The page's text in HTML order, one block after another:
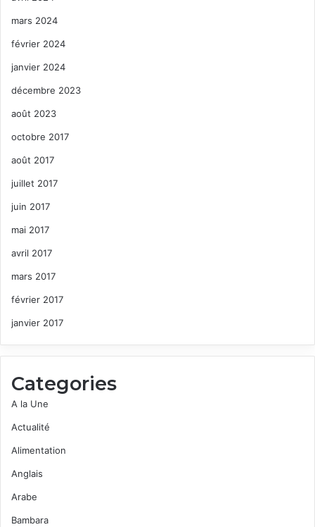
mars 2024
février 2024
janvier 2024
décembre 2023
août 2023
octobre 2017
août 2017
juillet 2017
juin 2017
mai 2017
avril 2017
mars 2017
février 2017
janvier 2017
Categories
A la Une
Actualité
Alimentation
Anglais
Arabe
Bambara